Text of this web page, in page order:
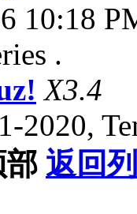
10:18
.
X3.4
2020,
部 返回